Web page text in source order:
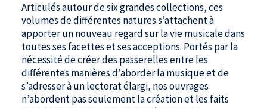
Articulés autour de six grandes collections, ces
volumes de différentes natures s’attachent à
apporter un nouveau regard sur la vie musicale dans
toutes ses facettes et ses acceptions. Portés par la
nécessité de créer des passerelles entre les
différentes manières d’aborder la musique et de
s’adresser à un lectorat élargi, nos ouvrages
n’abordent pas seulement la création et les faits